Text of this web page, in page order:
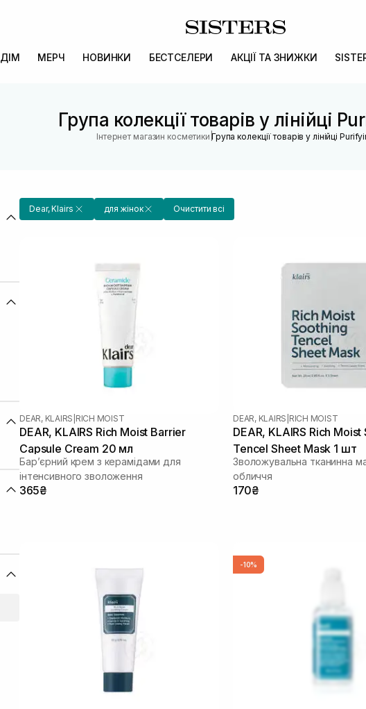
ДІМ МЕРЧ НОВИНКИ БЕСТСЕЛЕРИ АКЦІЇ ТА ЗНИЖКИ
Група колекції товарів у лінійці
Інтернет магазин косметики |Група колекції товарів у лінійці
Dear, Klairs для жінок Очистити всі
DEAR, KLAIRS RICH MOIST
DEAR, KLAIRS Rich Moist Barrier
Capsule Cream 20 мл
Бар’єрний крем з керамідами для
інтенсивного зволоження
365₴
DEAR, KLAIRS RICH MOIST
DEAR, KLAIRS Rich
Tencel Sheet Mask 1 шт
Зволожувальна тканинна
обличчя
170₴
-10%